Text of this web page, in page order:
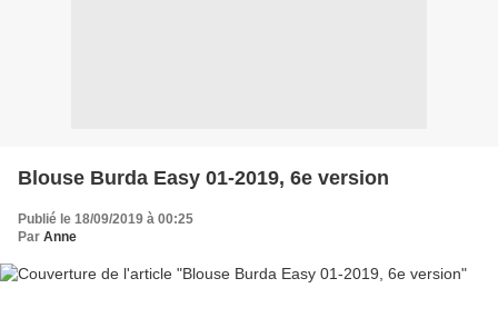
Blouse Burda Easy 01-2019, 6e version
Publié le 18/09/2019 à 00:25
Par Anne